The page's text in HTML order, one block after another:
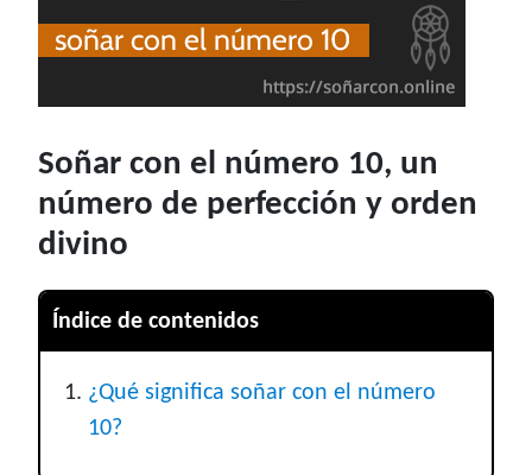
Soñar con el número 10, un
número de perfección y orden
divino
Índice de contenidos
¿Qué significa soñar con el número
10?